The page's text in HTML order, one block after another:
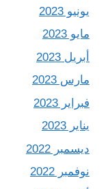
يونيو 2023
مايو 2023
أبريل 2023
مارس 2023
فبراير 2023
يناير 2023
ديسمبر 2022
نوفمبر 2022